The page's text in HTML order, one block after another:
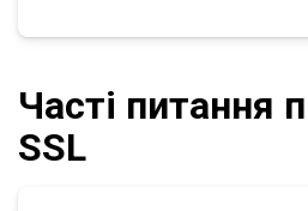
Часті питання
SSL